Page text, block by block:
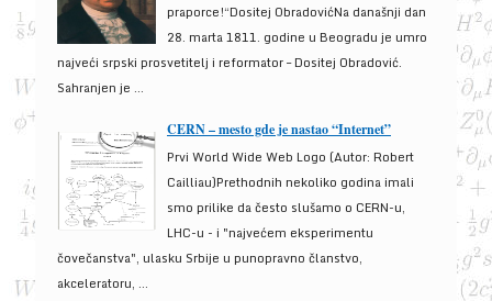
praporce!“Dositej ObradovićNa današnji dan
28. marta 1811. godine u Beogradu je umro
najveći srpski prosvetitelj i reformator – Dositej Obradović.
Sahranjen je ...
CERN – mesto gde je nastao “Internet”
Prvi World Wide Web Logo (Autor: Robert
Cailliau)Prethodnih nekoliko godina imali
smo prilike da često slušamo o CERN-u,
LHC-u - i "najvećem eksperimentu
čovečanstva", ulasku Srbije u punopravno članstvo,
akceleratoru, ...